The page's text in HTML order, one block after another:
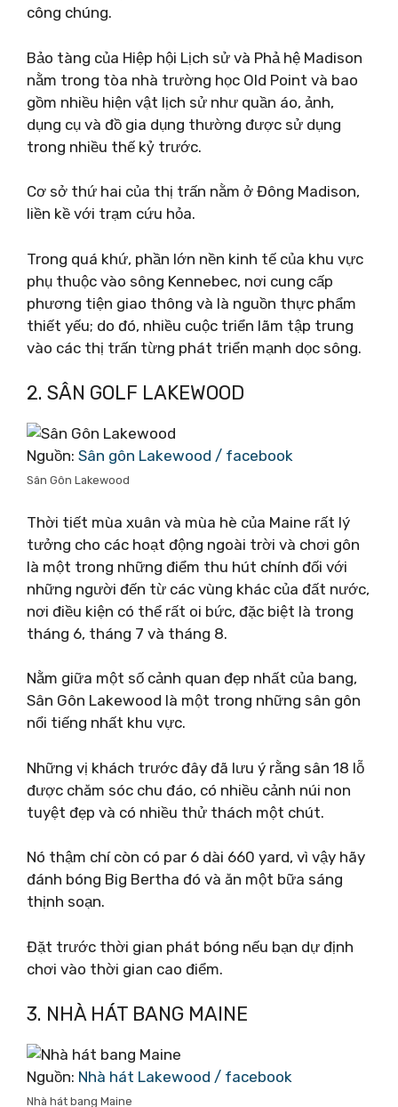
công chúng.
Bảo tàng của Hiệp hội Lịch sử và Phả hệ Madison
nằm trong tòa nhà trường học Old Point và bao
gồm nhiều hiện vật lịch sử như quần áo, ảnh,
dụng cụ và đồ gia dụng thường được sử dụng
trong nhiều thế kỷ trước.
Cơ sở thứ hai của thị trấn nằm ở Đông Madison,
liền kề với trạm cứu hỏa.
Trong quá khứ, phần lớn nền kinh tế của khu vực
phụ thuộc vào sông Kennebec, nơi cung cấp
phương tiện giao thông và là nguồn thực phẩm
thiết yếu; do đó, nhiều cuộc triển lãm tập trung
vào các thị trấn từng phát triển mạnh dọc sông.
2. SÂN GOLF LAKEWOOD
Nguồn: Sân gôn Lakewood / facebook
Sân Gôn Lakewood
Thời tiết mùa xuân và mùa hè của Maine rất lý
tưởng cho các hoạt động ngoài trời và chơi gôn
là một trong những điểm thu hút chính đối với
những người đến từ các vùng khác của đất nước,
nơi điều kiện có thể rất oi bức, đặc biệt là trong
tháng 6, tháng 7 và tháng 8.
Nằm giữa một số cảnh quan đẹp nhất của bang,
Sân Gôn Lakewood là một trong những sân gôn
nổi tiếng nhất khu vực.
Những vị khách trước đây đã lưu ý rằng sân 18 lỗ
được chăm sóc chu đáo, có nhiều cảnh núi non
tuyệt đẹp và có nhiều thử thách một chút.
Nó thậm chí còn có par 6 dài 660 yard, vì vậy hãy
đánh bóng Big Bertha đó và ăn một bữa sáng
thịnh soạn.
Đặt trước thời gian phát bóng nếu bạn dự định
chơi vào thời gian cao điểm.
3. NHÀ HÁT BANG MAINE
Nguồn: Nhà hát Lakewood / facebook
Nhà hát bang Maine